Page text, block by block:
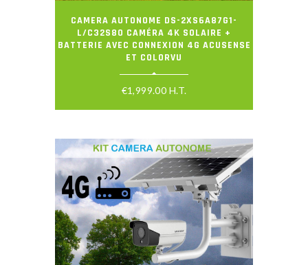
CAMERA AUTONOME DS-2XS6A87G1-
L/C32S80 CAMÉRA 4K SOLAIRE +
BATTERIE AVEC CONNEXION 4G ACUSENSE
ET COLORVU
€1,999.00 H.T.